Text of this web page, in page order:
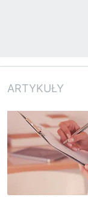
ARTYKUŁY